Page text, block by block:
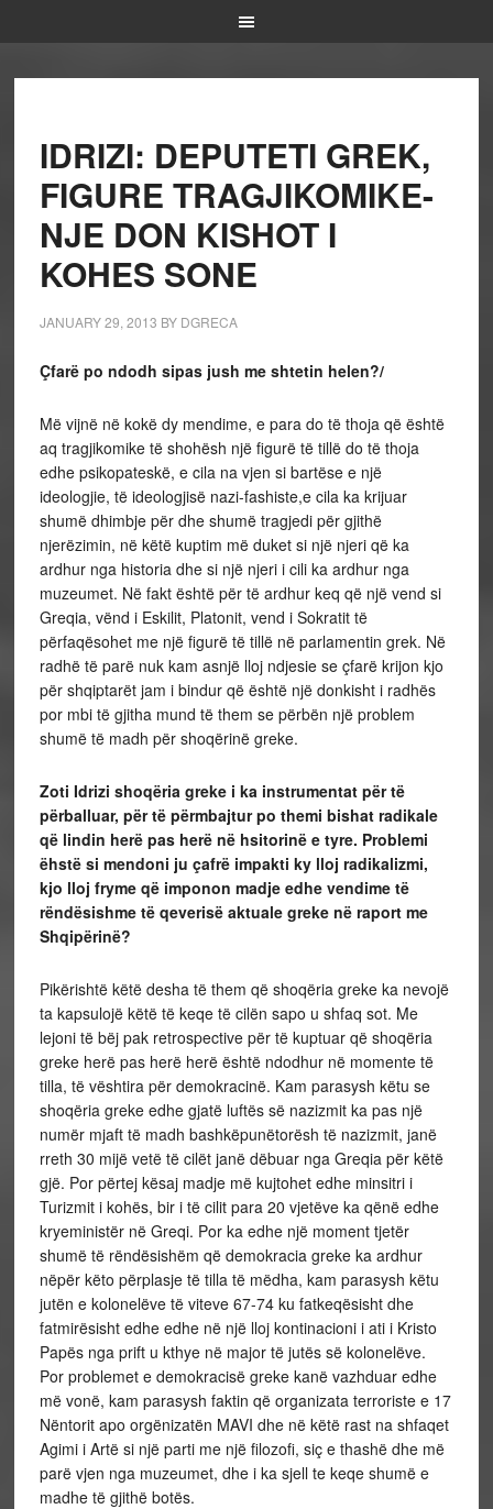
IDRIZI: DEPUTETI GREK,
FIGURE TRAGJIKOMIKE-
NJE DON KISHOT I
KOHES SONE
JANUARY 29, 2013 BY DGRECA
Çfarë po ndodh sipas jush me shtetin helen?/
Më vijnë në kokë dy mendime, e para do të thoja që është
aq tragjikomike të shohësh një figurë të tillë do të thoja
edhe psikopateskë, e cila na vjen si bartëse e një
ideologjie, të ideologjisë nazi-fashiste,e cila ka krijuar
shumë dhimbje për dhe shumë tragjedi për gjithë
njerëzimin, në këtë kuptim më duket si një njeri që ka
ardhur nga historia dhe si një njeri i cili ka ardhur nga
muzeumet. Në fakt është për të ardhur keq që një vend si
Greqia, vënd i Eskilit, Platonit, vend i Sokratit të
përfaqësohet me një figurë të tillë në parlamentin grek. Në
radhë të parë nuk kam asnjë lloj ndjesie se çfarë krijon kjo
për shqiptarët jam i bindur që është një donkisht i radhës
por mbi të gjitha mund të them se përbën një problem
shumë të madh për shoqërinë greke.
Zoti Idrizi shoqëria greke i ka instrumentat për të
përballuar, për të përmbajtur po themi bishat radikale
që lindin herë pas herë në hsitorinë e tyre. Problemi
ëhstë si mendoni ju çafrë impakti ky lloj radikalizmi,
kjo lloj fryme që imponon madje edhe vendime të
rëndësishme të qeverisë aktuale greke në raport me
Shqipërinë?
Pikërishtë këtë desha të them që shoqëria greke ka nevojë
ta kapsulojë këtë të keqe të cilën sapo u shfaq sot. Me
lejoni të bëj pak retrospective për të kuptuar që shoqëria
greke herë pas herë herë është ndodhur në momente të
tilla, të vështira për demokracinë. Kam parasysh këtu se
shoqëria greke edhe gjatë luftës së nazizmit ka pas një
numër mjaft të madh bashkëpunëtorësh të nazizmit, janë
rreth 30 mijë vetë të cilët janë dëbuar nga Greqia për këtë
gjë. Por përtej kësaj madje më kujtohet edhe minsitri i
Turizmit i kohës, bir i të cilit para 20 vjetëve ka qënë edhe
kryeministër në Greqi. Por ka edhe një moment tjetër
shumë të rëndësishëm që demokracia greke ka ardhur
nëpër këto përplasje të tilla të mëdha, kam parasysh këtu
jutën e kolonelëve të viteve 67-74 ku fatkeqësisht dhe
fatmirësisht edhe edhe në një lloj kontinacioni i ati i Kristo
Papës nga prift u kthye në major të jutës së kolonelëve.
Por problemet e demokracisë greke kanë vazhduar edhe
më vonë, kam parasysh faktin që organizata terroriste e 17
Nëntorit apo orgënizatën MAVI dhe në këtë rast na shfaqet
Agimi i Artë si një parti me një filozofi, siç e thashë dhe më
parë vjen nga muzeumet, dhe i ka sjell te keqe shumë e
madhe të gjithë botës.